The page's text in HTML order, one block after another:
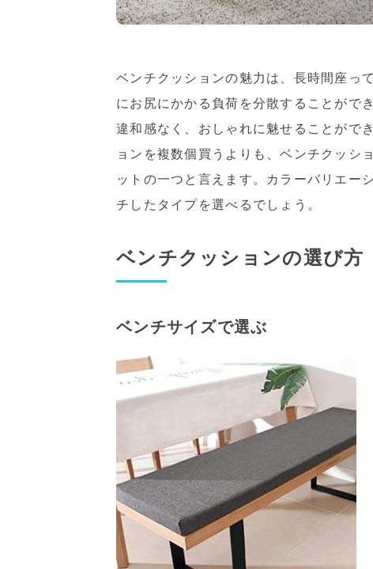
ベンチクッションの魅力は、長時間座っ
にお尻にかかる負荷を分散することがで
違和感なく、おしゃれに魅せることがで
ョンを複数個買うよりも、ベンチクッ
ットの一つと言えます。カラーバリエー
チしたタイプを選べるでしょう。
ベンチクッションの選び方
ベンチサイズで選ぶ